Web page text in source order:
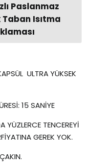
Paslanmaz
Isıtma
ULTRA YÜKSEK
15 SANİYE
YÜZLERCE TENCEREYİ
GEREK YOK.